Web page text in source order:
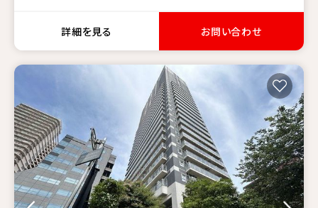
詳細を見る お問い合わせ